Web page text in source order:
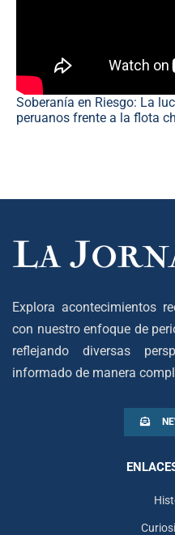
Soberanía en Riesgo: La
peruanos frente a la flota
Explora acontecimientos
con nuestro enfoque de
reflejando diversas
informado de manera